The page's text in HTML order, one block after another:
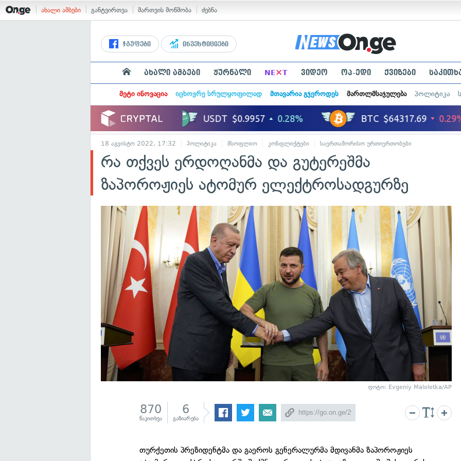
ახალი ამბები განტვირთვა მართვის მოწმობა ძებნა
ჯგუფები ინვესტიციები
ახალი ამბები ჟურნალი NE×T ვიდეო ოპ-ედი ქვიზები
მეტი ინოვაცია იცხოვრე სრულყოფილად მთავარია გჯეროდეს მართლმსაჯულება პოლიტიკა
18 აგვისტო 2022, 17:32 პოლიტიკა მსოფლიო კონფლიქტები საერთაშორისო ურთიერთობები
რა თქვეს ერდოღანმა და გუტერეშმა
ზაპოროჟიეს ატომურ ელექტროსადგურზე
ფოტო: Evgeniy Maloletka/AP
870
წაკითხვა
6
გაზიარება
თურქეთის პრეზიდენტმა და გაეროს გენერალურმა მდივანმა ზაპოროჟიეს